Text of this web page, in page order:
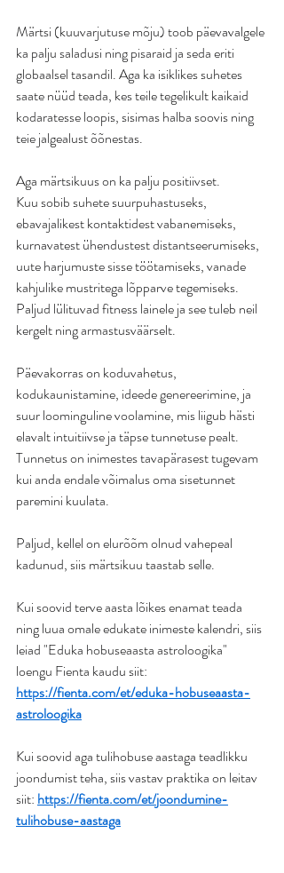
Märtsi (kuuvarjutuse mõju) toob päevavalgele
ka palju saladusi ning pisaraid ja seda eriti
globaalsel tasandil. Aga ka isiklikes suhetes
saate nüüd teada, kes teile tegelikult kaikaid
kodaratesse loopis, sisimas halba soovis ning
teie jalgealust õõnestas.
Aga märtsikuus on ka palju positiivset.
Kuu sobib suhete suurpuhastuseks,
ebavajalikest kontaktidest vabanemiseks,
kurnavatest ühendustest distantseerumiseks,
uute harjumuste sisse töötamiseks, vanade
kahjulike mustritega lõpparve tegemiseks.
Paljud lülituvad fitness lainele ja see tuleb neil
kergelt ning armastusväärselt.
Päevakorras on koduvahetus,
kodukaunistamine, ideede genereerimine, ja
suur loominguline voolamine, mis liigub hästi
elavalt intuitiivse ja täpse tunnetuse pealt.
Tunnetus on inimestes tavapärasest tugevam
kui anda endale võimalus oma sisetunnet
paremini kuulata.
Paljud, kellel on elurõõm olnud vahepeal
kadunud, siis märtsikuu taastab selle.
Kui soovid terve aasta lõikes enamat teada
ning luua omale edukate inimeste kalendri, siis
leiad "Eduka hobuseaasta astroloogika"
loengu Fienta kaudu siit:
https://fienta.com/et/eduka-hobuseaasta-
astroloogika
Kui soovid aga tulihobuse aastaga teadlikku
joondumist teha, siis vastav praktika on leitav
siit: https://fienta.com/et/joondumine-
tulihobuse-aastaga